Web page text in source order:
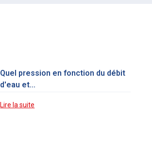
Quel pression en fonction du débit
d'eau et...
Lire la suite